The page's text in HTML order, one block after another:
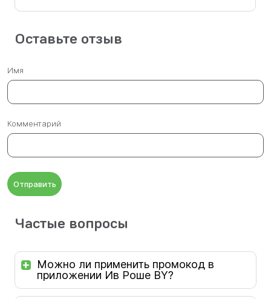
Оставьте отзыв
Имя
Комментарий
Отправить
Частые вопросы
Можно ли применить промокод в
приложении Ив Роше BY?